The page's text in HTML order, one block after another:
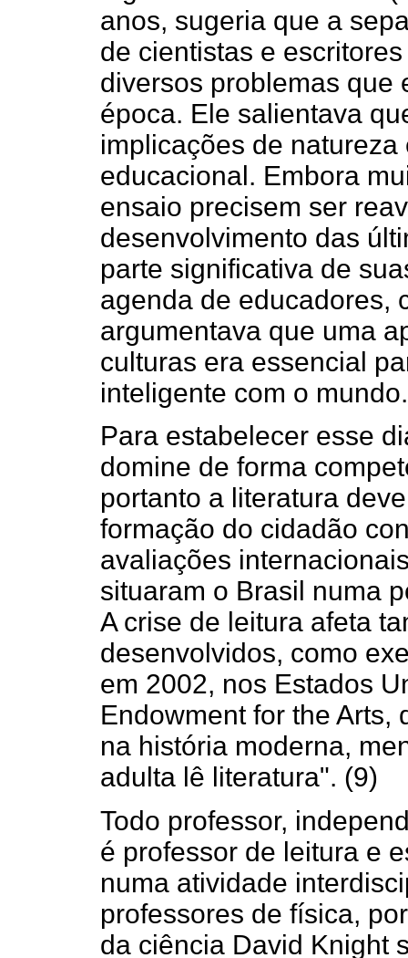
anos, sugeria que a
de cientistas e
diversos problemas que
época. Ele salientava
implicações de
educacional. Embora
ensaio precisem ser
desenvolvimento das
parte significativa de
agenda de educadores,
argumentava que uma
culturas era essencial
inteligente com o
Para estabelecer esse
domine de forma
portanto a literatura
formação do cidadão
avaliações
situaram o Brasil numa
A crise de leitura afeta
desenvolvidos, como
em 2002, nos Estados
Endowment for the Arts,
na história moderna,
adulta lê literatura". (9)
Todo professor,
é professor de leitura e
numa atividade
professores de física,
da ciência David Knight